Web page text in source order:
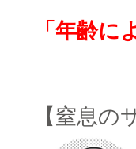
「年齢
【窒息の